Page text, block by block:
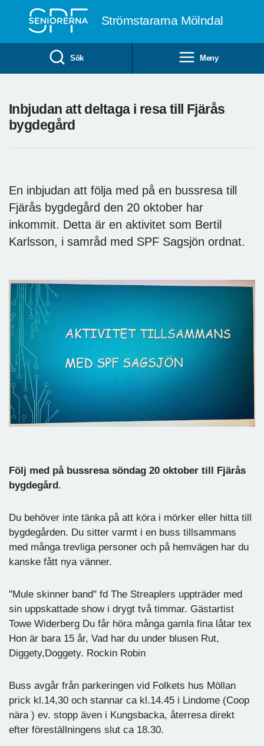
Strömstararna Mölndal
Sök Meny
Inbjudan att deltaga i resa till Fjärås
bygdegård
En inbjudan att följa med på en bussresa till
Fjärås bygdegård den 20 oktober har
inkommit. Detta är en aktivitet som Bertil
Karlsson, i samråd med SPF Sagsjön ordnat.
Följ med ​​på bussresa söndag 20 oktober till Fjärås
bygdegård .
Du behöver inte tänka på att köra i mörker eller hitta till
bygdegården. Du sitter varmt i en buss tillsammans
med många trevliga personer och på hemvägen har du
kanske fått nya vänner.
"Mule skinner band" fd The Streaplers uppträder med
sin uppskattade show i drygt två timmar. Gästartist
Towe Widerberg Du får höra många gamla fina låtar tex
Hon är bara 15 år, Vad har du under blusen Rut,
Diggety,Doggety. Rockin Robin
Buss avgår från parkeringen vid Folkets hus Möllan
prick kl.14,30 och stannar ca kl.14.45 i Lindome (Coop
nära ) ev. stopp även i Kungsbacka, återresa direkt
efter föreställningens slut ca 18.30.